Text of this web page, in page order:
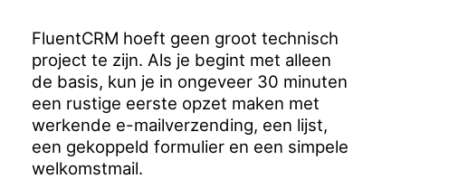
FluentCRM hoeft geen groot technisch
project te zijn. Als je begint met alleen
de basis, kun je in ongeveer 30 minuten
een rustige eerste opzet maken met
werkende e-mailverzending, een lijst,
een gekoppeld formulier en een simpele
welkomstmail.